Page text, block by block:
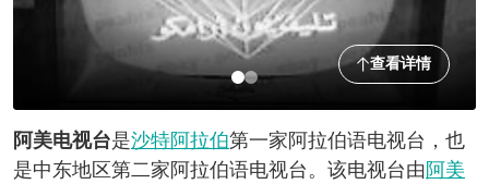
查看详情
阿美电视台是沙特阿拉伯第一家阿拉伯语电视台，也
是中东地区第二家阿拉伯语电视台。该电视台由阿美